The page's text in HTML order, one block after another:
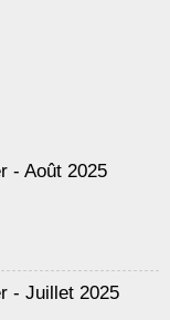
- Août 2025
- Juillet 2025